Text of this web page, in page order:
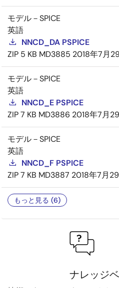
モデル－SPICE
英語
NNCD_DA PSPICE
ZIP 5 KB MD3885 2018年7月
モデル－SPICE
英語
NNCD_E PSPICE
ZIP7 KB MD3886 2018年7月
モデル－SPICE
英語
NNCD_F PSPICE
ZIP7 KB MD3887 2018年7月
もっと見る (6)
ナレッジ